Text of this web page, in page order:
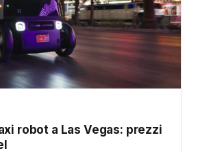
robot a Las Vegas: prezzi